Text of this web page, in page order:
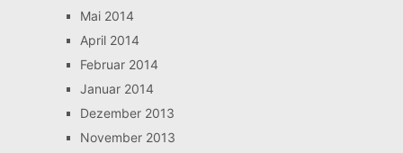
Mai 2014
April 2014
Februar 2014
Januar 2014
Dezember 2013
November 2013